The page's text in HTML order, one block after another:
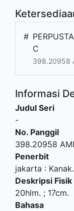
#
C
398.20958
Informasi
Judul Seri
-
No. Panggil
398.20958
Penerbit
jakarta : Kanak
Deskripsi Fisik
20hlm. ; 17cm.
Bahasa